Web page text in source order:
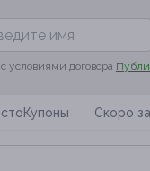
условиями договора
Скоро